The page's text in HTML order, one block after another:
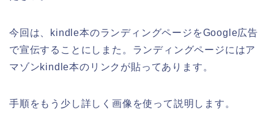
今回は、kindle本のランディングページをGoogle広告
で宣伝することにしまた。ランディングページにはア
マゾンkindle本のリンクが貼ってあります。
手順をもう少し詳しく画像を使って説明します。